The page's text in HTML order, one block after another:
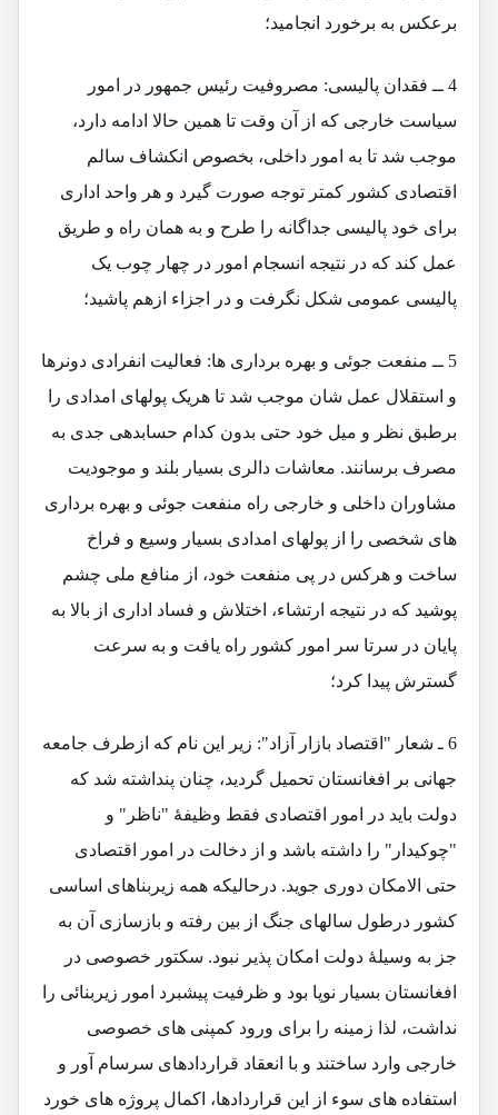
برعکس به برخورد انجامید؛
4 ــ فقدان پالیسی: مصروفیت رئیس جمهور در امور
سیاست خارجی که از آن وقت تا همین حالا ادامه دارد،
موجب شد تا به امور داخلی، بخصوص انکشاف سالم
اقتصادی کشور کمتر توجه صورت گیرد و هر واحد اداری
برای خود پالیسی جداگانه را طرح و به همان راه و طریق
عمل کند که در نتیجه انسجام امور در چهار چوب یک
پالیسی عمومی شکل نگرفت و در اجزاء ازهم پاشید؛
5 ــ منفعت جوئی و بهره برداری ها: فعالیت انفرادی دونرها
و استقلال عمل شان موجب شد تا هریک پولهای امدادی را
برطبق نظر و میل خود حتی بدون کدام حسابدهی جدی به
مصرف برسانند. معاشات دالری بسیار بلند و موجودیت
مشاوران داخلی و خارجی راه منفعت جوئی و بهره برداری
های شخصی را از پولهای امدادی بسیار وسیع و فراخ
ساخت و هرکس در پی منفعت خود، از منافع ملی چشم
پوشید که در نتیجه ارتشاء، اختلاش و فساد اداری از بالا به
پایان در سرتا سر امور کشور راه یافت و به سرعت
گسترش پیدا کرد؛
6 ـ شعار "اقتصاد بازار آزاد": زیر این نام که ازطرف جامعه
جهانی بر افغانستان تحمیل گردید، چنان پنداشته شد که
دولت باید در امور اقتصادی فقط وظیفۀ "ناظر" و
"چوکیدار" را داشته باشد و از دخالت در امور اقتصادی
حتی الامکان دوری جوید. درحالیکه همه زیربناهای اساسی
کشور درطول سالهای جنگ از بین رفته و بازسازی آن به
جز به وسیلۀ دولت امکان پذیر نبود. سکتور خصوصی در
افغانستان بسیار نوپا بود و ظرفیت پیشبرد امور زیربنائی را
نداشت، لذا زمینه را برای ورود کمپنی های خصوصی
خارجی وارد ساختند و با انعقاد قراردادهای سرسام آور و
استفاده های سوء از این قراردادها، اکمال پروژه های خورد